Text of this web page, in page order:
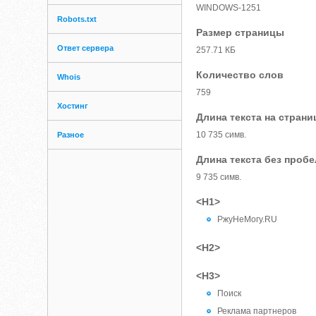
Robots.txt
Ответ сервера
Whois
Хостинг
Разное
WINDOWS-1251
Размер страницы
257.71 КБ
Количество слов
759
Длина текста на
10 735 симв.
Длина текста без
9 735 симв.
<H1>
РжуНеМогу.RU
<H2>
<H3>
Поиск
Реклама партнеров